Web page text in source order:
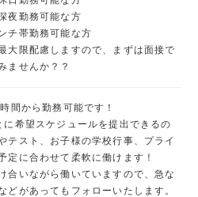
夜勤務可能な方
チ帯勤務可能な方
大限配慮しますので、まずは面接で
ませんか？？
間から勤務可能です！
に希望スケジュールを提出できるの
テスト、お子様の学校行事、プライ
定に合わせて柔軟に働けます！
合いながら働いていますので、急な
どがあってもフォローいたします。